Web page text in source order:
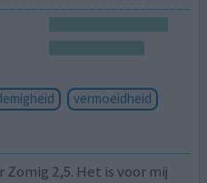
vermoeidheid
Zomig 2,5. Het is voor mij